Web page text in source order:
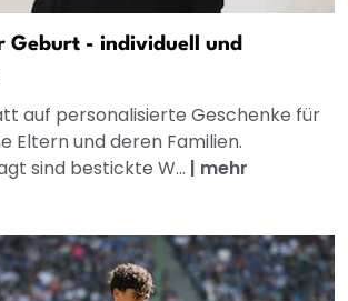
Geburt - individuell und
auf personalisierte Geschenke für
Eltern und deren Familien.
sind bestickte W... | mehr